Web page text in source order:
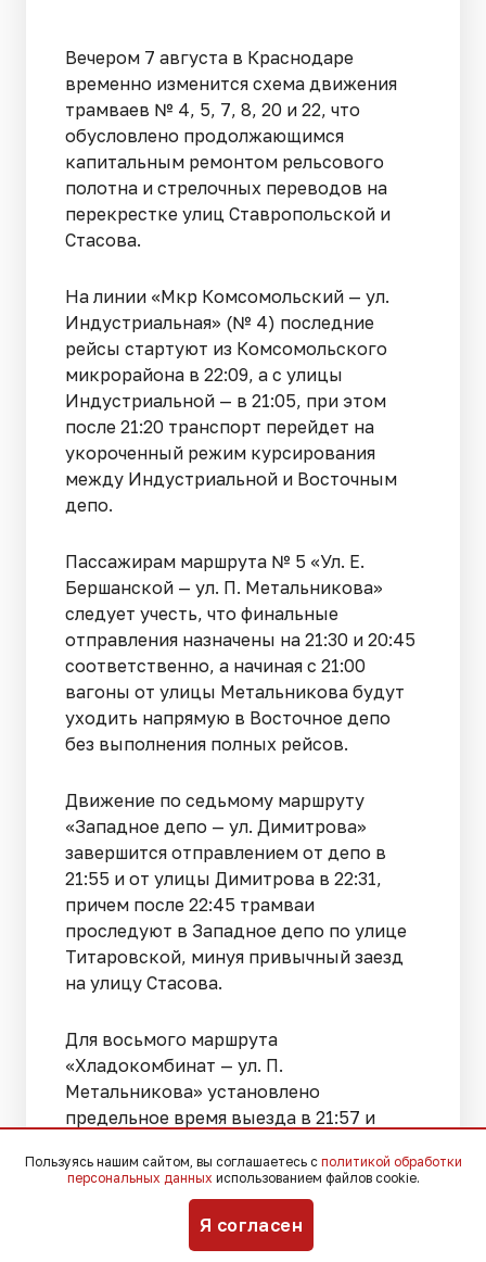
Вечером 7 августа в Краснодаре
временно изменится схема движения
трамваев № 4, 5, 7, 8, 20 и 22, что
обусловлено продолжающимся
капитальным ремонтом рельсового
полотна и стрелочных переводов на
перекрестке улиц Ставропольской и
Стасова.
На линии «Мкр Комсомольский — ул.
Индустриальная» (№ 4) последние
рейсы стартуют из Комсомольского
микрорайона в 22:09, а с улицы
Индустриальной — в 21:05, при этом
после 21:20 транспорт перейдет на
укороченный режим курсирования
между Индустриальной и Восточным
депо.
Пассажирам маршрута № 5 «Ул. Е.
Бершанской — ул. П. Метальникова»
следует учесть, что финальные
отправления назначены на 21:30 и 20:45
соответственно, а начиная с 21:00
вагоны от улицы Метальникова будут
уходить напрямую в Восточное депо
без выполнения полных рейсов.
Движение по седьмому маршруту
«Западное депо — ул. Димитрова»
завершится отправлением от депо в
21:55 и от улицы Димитрова в 22:31,
причем после 22:45 трамваи
проследуют в Западное депо по улице
Титаровской, минуя привычный заезд
на улицу Стасова.
Для восьмого маршрута
«Хладокомбинат — ул. П.
Метальникова» установлено
предельное время выезда в 21:57 и
направляется в Восточное депо от
конечной остановки на улице
Метальникова.
Пользуясь нашим сайтом, вы соглашаетесь с политикой обработки
персональных данных использованием файлов cookie.
Я согласен